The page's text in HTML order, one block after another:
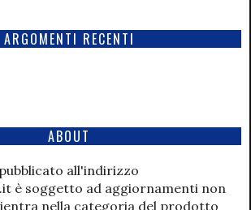
ARGOMENTI RECENTI
ABOUT
all'indirizzo
è soggetto ad aggiornamenti non
nella categoria del prodotto